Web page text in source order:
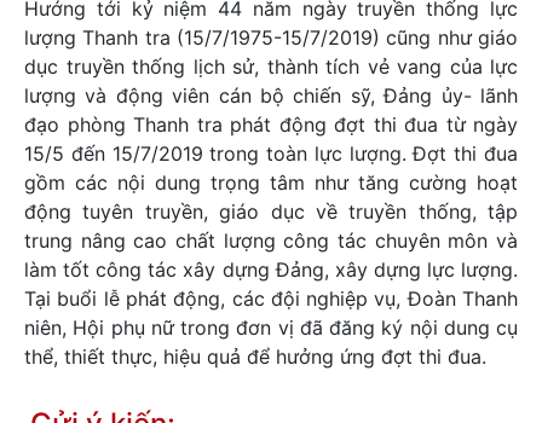
Hướng tới kỷ niệm 44 năm ngày truyền thống lực
lượng Thanh tra (15/7/1975-15/7/2019) cũng như giáo
dục truyền thống lịch sử, thành tích vẻ vang của lực
lượng và động viên cán bộ chiến sỹ, Đảng ủy- lãnh
đạo phòng Thanh tra phát động đợt thi đua từ ngày
15/5 đến 15/7/2019 trong toàn lực lượng. Đợt thi đua
gồm các nội dung trọng tâm như tăng cường hoạt
động tuyên truyền, giáo dục về truyền thống, tập
trung nâng cao chất lượng công tác chuyên môn và
làm tốt công tác xây dựng Đảng, xây dựng lực lượng.
Tại buổi lễ phát động, các đội nghiệp vụ, Đoàn Thanh
niên, Hội phụ nữ trong đơn vị đã đăng ký nội dung cụ
thể, thiết thực, hiệu quả để hưởng ứng đợt thi đua.